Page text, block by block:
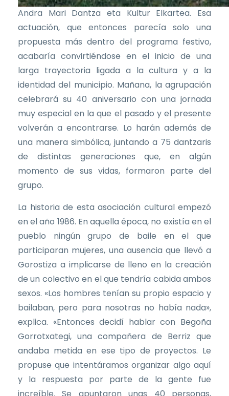
Andra Mari Dantza eta Kultur Elkartea. Esa
actuación, que entonces parecía solo una
propuesta más dentro del programa festivo,
acabaría convirtiéndose en el inicio de una
larga trayectoria ligada a la cultura y a la
identidad del municipio. Mañana, la agrupación
celebrará su 40 aniversario con una jornada
muy especial en la que el pasado y el presente
volverán a encontrarse. Lo harán además de
una manera simbólica, juntando a 75 dantzaris
de distintas generaciones que, en algún
momento de sus vidas, formaron parte del
grupo.
La historia de esta asociación cultural empezó
en el año 1986. En aquella época, no existía en el
pueblo ningún grupo de baile en el que
participaran mujeres, una ausencia que llevó a
Gorostiza a implicarse de lleno en la creación
de un colectivo en el que tendría cabida ambos
sexos. «Los hombres tenían su propio espacio y
bailaban, pero para nosotras no había nada»,
explica. «Entonces decidí hablar con Begoña
Gorrotxategi, una compañera de Berriz que
andaba metida en ese tipo de proyectos. Le
propuse que intentáramos organizar algo aquí
y la respuesta por parte de la gente fue
increíble. Se apuntaron unas 40 personas,